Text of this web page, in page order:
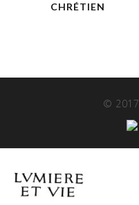
CHRÉTIEN
© 2017